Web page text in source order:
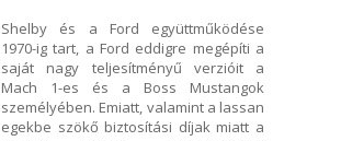
Shelby és a Ford együttműködése
1970-ig tart, a Ford eddigre megépíti a
saját nagy teljesítményű verzióit a
Mach 1-es és a Boss Mustangok
személyében. Emiatt, valamint a lassan
egekbe szökő biztosítási díjak miatt a